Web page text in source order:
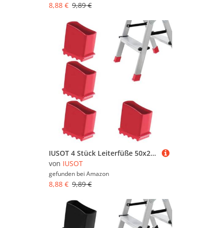
8,88 € 9,89 €
IUSOT 4 Stück Leiterfüße 50x25mm (Rot), Gummifüße für Leitern, Hochwertige Gummi Leiterfüße, Fußkappen/Schutzkappen für Leitern, Universal Ersatzfußabdeckungen für Leiter Füße
von IUSOT
gefunden bei Amazon
8,88 € 9,89 €